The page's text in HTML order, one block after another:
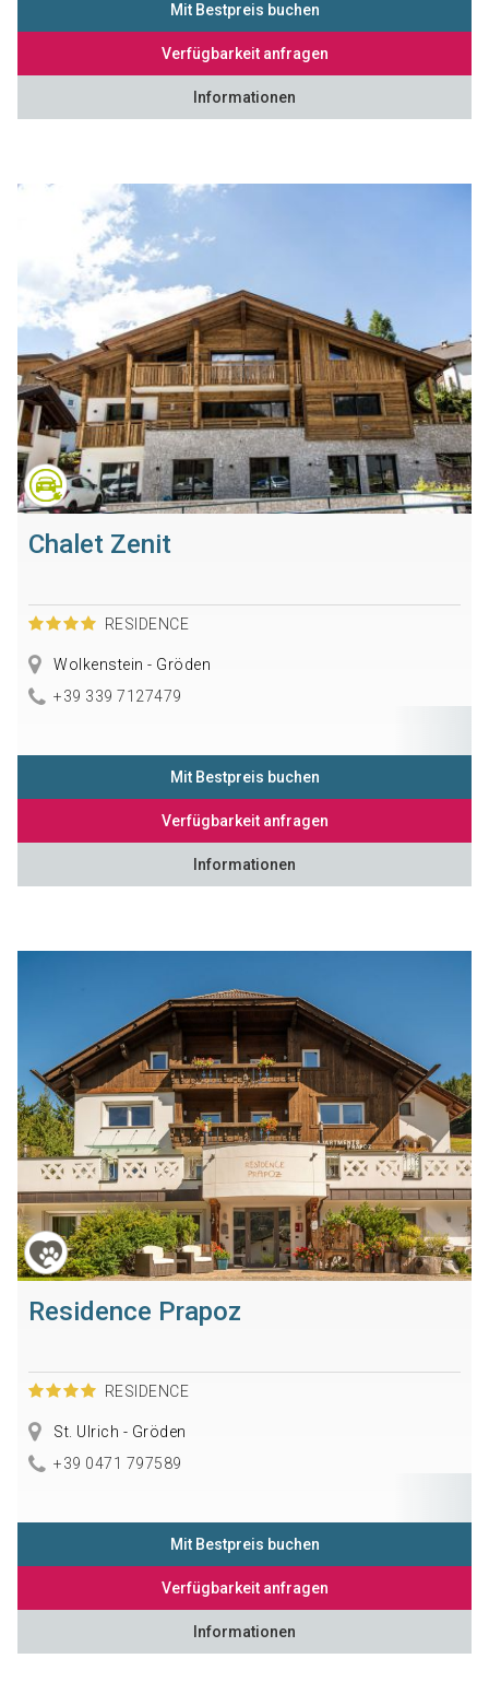
Mit Bestpreis buchen
Verfügbarkeit anfragen
Informationen
Chalet Zenit
RESIDENCE
Wolkenstein - Gröden
+39 339 7127479
Mit Bestpreis buchen
Verfügbarkeit anfragen
Informationen
Residence Prapoz
RESIDENCE
St. Ulrich - Gröden
+39 0471 797589
Mit Bestpreis buchen
Verfügbarkeit anfragen
Informationen